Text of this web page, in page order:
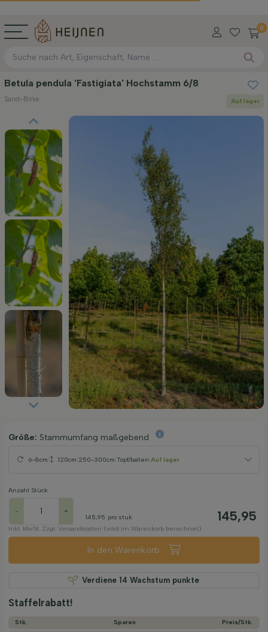
0
Betula pendula 'Fastigiata' Hochstamm 6/8
Sand-Birke Auf lager
Größe: Stammumfang maßgebend
6-8cm 120cm 250-300cm Topf/ballen Auf lager
Anzahl Stück
- +
145,95 pro stuk 145,95
Inkl. MwSt. Zzgl. Versandkosten (wird im Warenkorb berechnet)
In den Warenkorb
Verdiene 14 Wachstum punkte
Staffelrabatt!
Stk. Sparen
Preis/­Stk.